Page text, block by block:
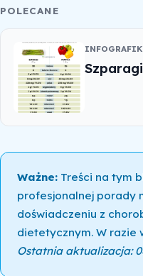
POLECANE
Ważne:Treści na tym
profesjonalnej porady
doświadczeniu z
dietetycznym. W razie
Ostatnia aktualizacja: